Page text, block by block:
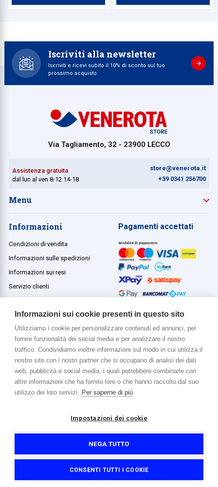
Iscriviti alla newsletter
Iscriviti e ricevi subito il 10% di sconto sul tuo
prossimo acquisto
Via Tagliamento, 32 - 23900 LECCO
Assistenza gratuita
dal lun al ven 8-12 14-18
store@venerota.it
+39 0341 256700
Menu
Informazioni
Condizioni di vendita
Informazioni sulle spedizioni
Informazioni sui resi
Servizio clienti
Pagamenti accettati
Di più su di noi
www.venerota.it
P. IVA e Cod. Fiscale 01215890136
Registro imprese Lecco REA 174228
Informativa sulla privacy e cookieAccessibilitàCredits
Informazioni sui cookie presenti in questo sito
Utilizziamo i cookie per personalizzare contenuti ed annunci, per
fornire funzionalità dei social media e per analizzare il nostro
traffico. Condividiamo inoltre informazioni sul modo in cui utilizza il
nostro sito con i nostri partner che si occupano di analisi dei dati
web, pubblicità e social media, i quali potrebbero combinarle con
altre informazioni che ha fornito loro o che hanno raccolto dal suo
utilizzo dei loro servizi. Per saperne di più
Impostazioni dei cookie
NEGA TUTTO
CONSENTI TUTTI I COOKIE